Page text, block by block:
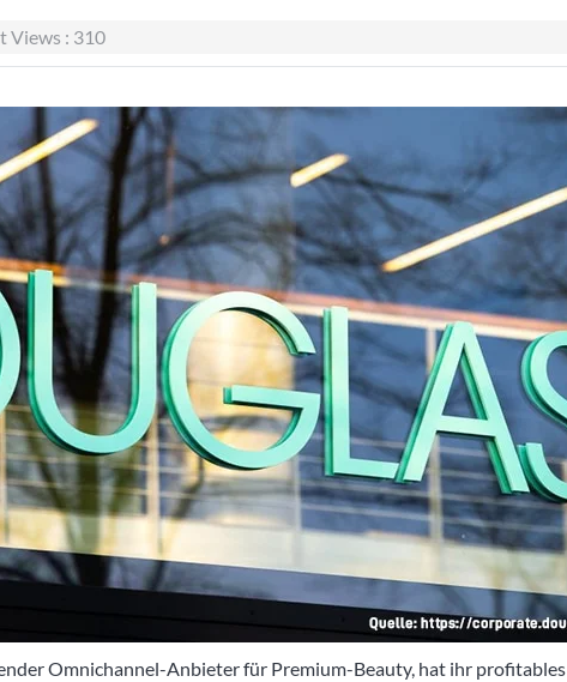
Views : 310
Omnichannel-Anbieter für Premium-Beauty, hat ihr profitables